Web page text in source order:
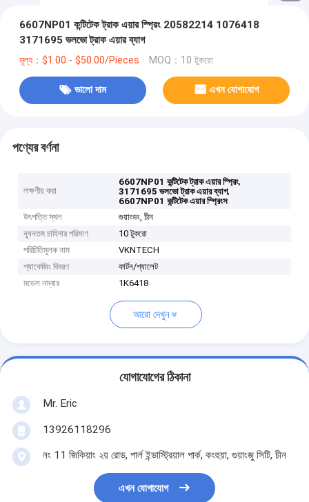
6607NP01 কন্টিটেক ট্রাক এয়ার স্প্রিং 20582214 1076418
3171695 ভলভো ট্রাক এয়ার ব্যাগ
মূল্য：$1.00 - $50.00/Pieces MOQ：10 টুকরো
ভালো দাম এখন যোগাযোগ
পণ্যের বর্ণনা
লক্ষণীয় করা
6607NP01 কন্টিটেক ট্রাক এয়ার স্প্রিং,
3171695 ভলভো ট্রাক এয়ার ব্যাগ,
6607NP01 কন্টিটেক এয়ার স্প্রিংস
উৎপত্তি স্থল
গুয়াংডং, চীন
ন্যূনতম চাহিদার পরিমাণ
10 টুকরো
পরিচিতিমুলক নাম
VKNTECH
প্যাকেজিং বিবরণ
কার্টন/প্যালেট
মডেল নম্বার
1K6418
আরো দেখুন
যোগাযোগের ঠিকানা
Mr. Eric
13926118296
নং 11 জিকিয়াং ২য় রোড, পার্ল ইন্ডাস্ট্রিয়াল পার্ক, কংহুয়া, গুয়াংজু সিটি, চীন
এখন যোগাযোগ